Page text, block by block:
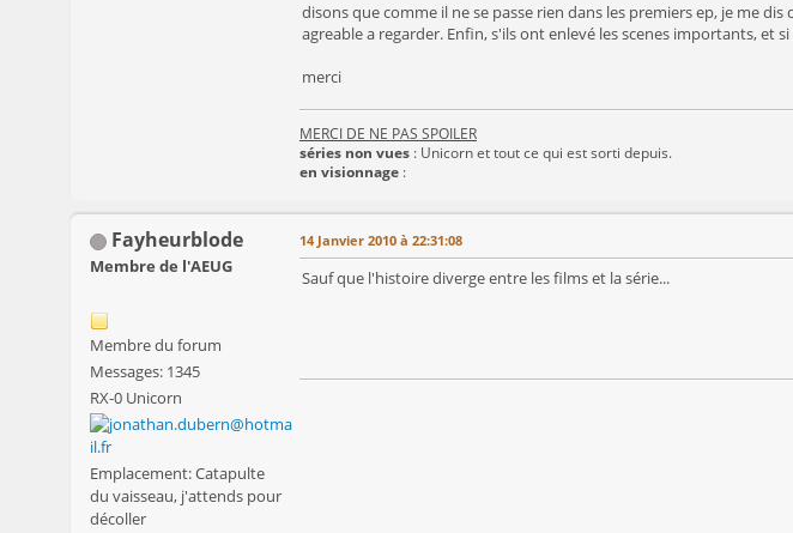
disons que comme il ne se passe rien dans les premiers ep, je me
agreable a regarder. Enfin, s'ils ont enlevé les scenes importants, et
merci
MERCI DE NE PAS SPOILER
séries non vues : Unicorn et tout ce qui est sorti depuis.
en visionnage :
Fayheurblode
Membre de l'AEUG
Membre du forum
Messages: 1345
RX-0 Unicorn
Emplacement: Catapulte
du vaisseau, j'attends pour
décoller
14 Janvier 2010 à 22:31:08
Sauf que l'histoire diverge entre les films et la série...